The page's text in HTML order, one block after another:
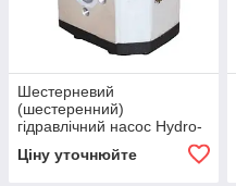
Шестерневий
(шестеренний)
гідравлічний насос Hydro-
Ціну уточнюйте